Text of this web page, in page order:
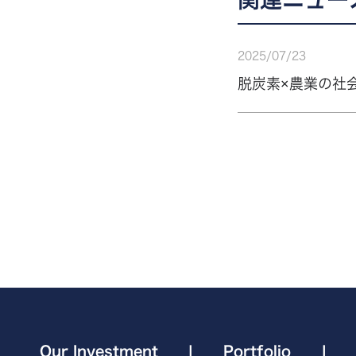
2025 /07 /23
脱炭素×農業の社
Our Investment Portfolio